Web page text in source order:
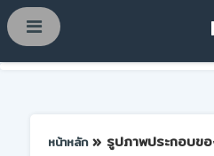
หน้าหลัก » รูปภาพประกอบข